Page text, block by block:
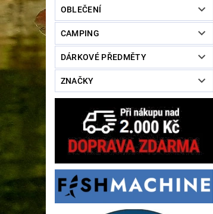
OBLEČENÍ
CAMPING
DÁRKOVÉ PŘEDMĚTY
ZNAČKY